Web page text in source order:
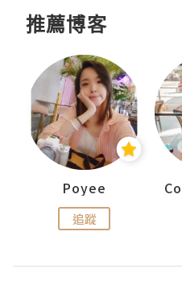
推薦博客
Poyee
追蹤